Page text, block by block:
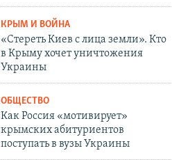
КРЫМ И ВОЙНА
«Стереть Киев с лица земли». Кто
в Крыму хочет уничтожения
Украины
ОБЩЕСТВО
Как Россия «мотивирует»
крымских абитуриентов
поступать в вузы Украины